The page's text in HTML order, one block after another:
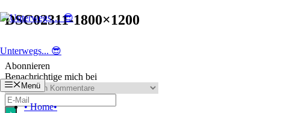
Zum
Inhalt
Unterwegs... 😎
Menü
• Home•
DSC02311-1800×1200
Abonnieren
Benachrichtige mich bei